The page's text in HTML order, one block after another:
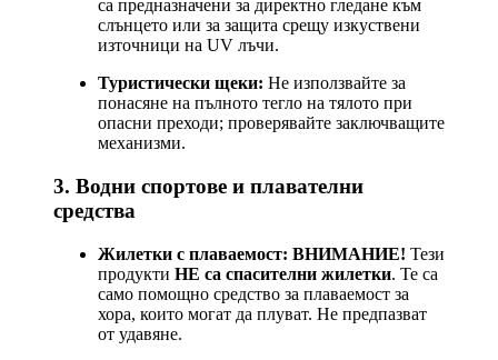
са предназначени за директно гледане към
слънцето или за защита срещу изкуствени
източници на UV лъчи.
Туристически щеки: Не използвайте за
понасяне на пълното тегло на тялото при
опасни преходи; проверявайте заключващите
механизми.
3. Водни спортове и плавателни
средства
Жилетки с плаваемост: ВНИМАНИЕ! Тези
продукти НЕ са спасителни жилетки. Те са
само помощно средство за плаваемост за
хора, които могат да плуват. Не предпазват
от удавяне.